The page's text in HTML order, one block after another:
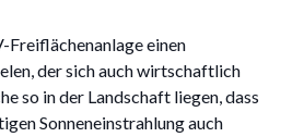
Freiflächenanlage einen
der sich auch wirtschaftlich
so in der Landschaft liegen, dass
Sonneneinstrahlung auch